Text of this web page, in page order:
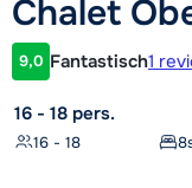
Chalet
9,0 Fantastisch1
16 - 18 pers.
16 - 18 8